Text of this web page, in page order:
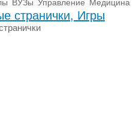
ВУЗы Управление Медицина
странички, Игры